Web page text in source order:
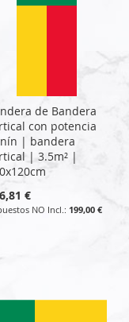
de Bandera
con potencia
| bandera
| 3.5m² |
€
199,00 €